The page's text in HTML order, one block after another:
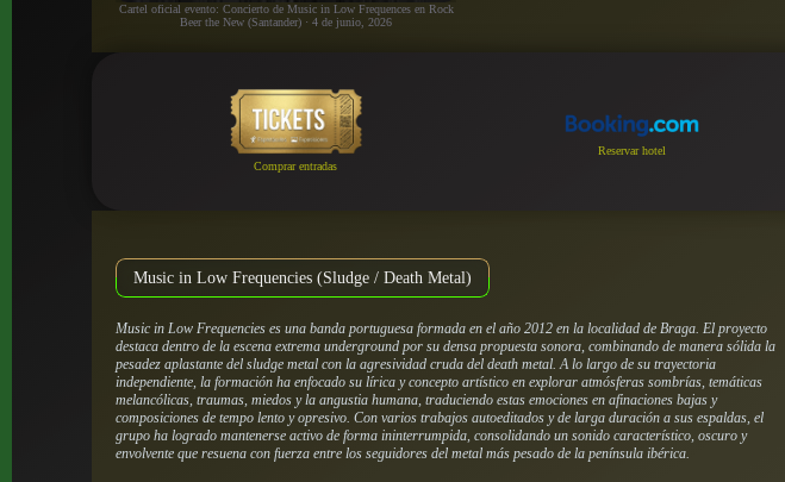
Cartel oficial evento: Concierto de Music in Low Frequences en Rock
Beer the New (Santander) · 4 de junio, 2026
Comprar entradas
Reservar hotel
Music in Low Frequencies (Sludge / Death Metal)
Music in Low Frequencies es una banda portuguesa formada en el año 2012 en la localidad de Braga. El proyecto
destaca dentro de la escena extrema underground por su densa propuesta sonora, combinando de manera sólida la
pesadez aplastante del sludge metal con la agresividad cruda del death metal. A lo largo de su trayectoria
independiente, la formación ha enfocado su lírica y concepto artístico en explorar atmósferas sombrías, temáticas
melancólicas, traumas, miedos y la angustia humana, traduciendo estas emociones en afinaciones bajas y
composiciones de tempo lento y opresivo. Con varios trabajos autoeditados y de larga duración a sus espaldas, el
grupo ha logrado mantenerse activo de forma ininterrumpida, consolidando un sonido característico, oscuro y
envolvente que resuena con fuerza entre los seguidores del metal más pesado de la península ibérica.